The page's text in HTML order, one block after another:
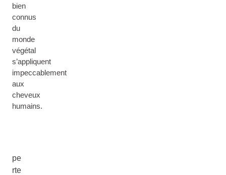
bien
connus
du
monde
végétal
s’appliquent
impeccablement
aux
cheveux
humains.
pe
rte